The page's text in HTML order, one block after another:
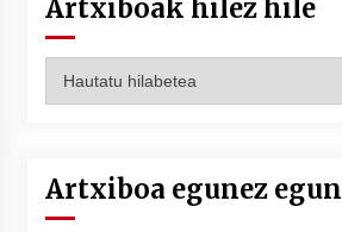
Artxiboak hilez hile
hilez
Artxiboa egunez egun